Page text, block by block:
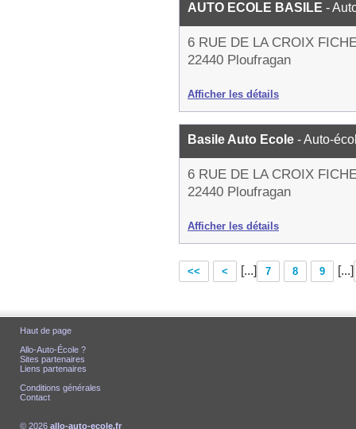
AUTO ECOLE BASILE -
6 RUE DE LA CROIX
22440 Ploufragan
Afficher les détails
Basile Auto Ecole - Auto-
6 RUE DE LA CROIX
22440 Ploufragan
Afficher les détails
<< < [...] 7 8 9 [...]
Haut de page
Allo-Auto-École ?
Sites partenaires
Liens partenaires
Conditions générales
Contact
© 2026 allo-auto-ecole.fr